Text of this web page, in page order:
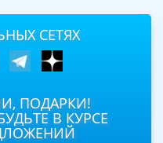
СЕТЯХ
ПОДАРКИ!
В КУРСЕ